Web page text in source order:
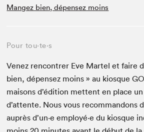
Mangez bien, dépensez moins
Pour tou⋅te⋅s
Venez ren­con­tr­er Eve Mar­tel et faire
bien, dépensez moins » au kiosque
maisons d’édi­tion met­tent en place
d’at­tente. Nous vous recom­man­dons
auprès d’un·e employé·e du kiosque